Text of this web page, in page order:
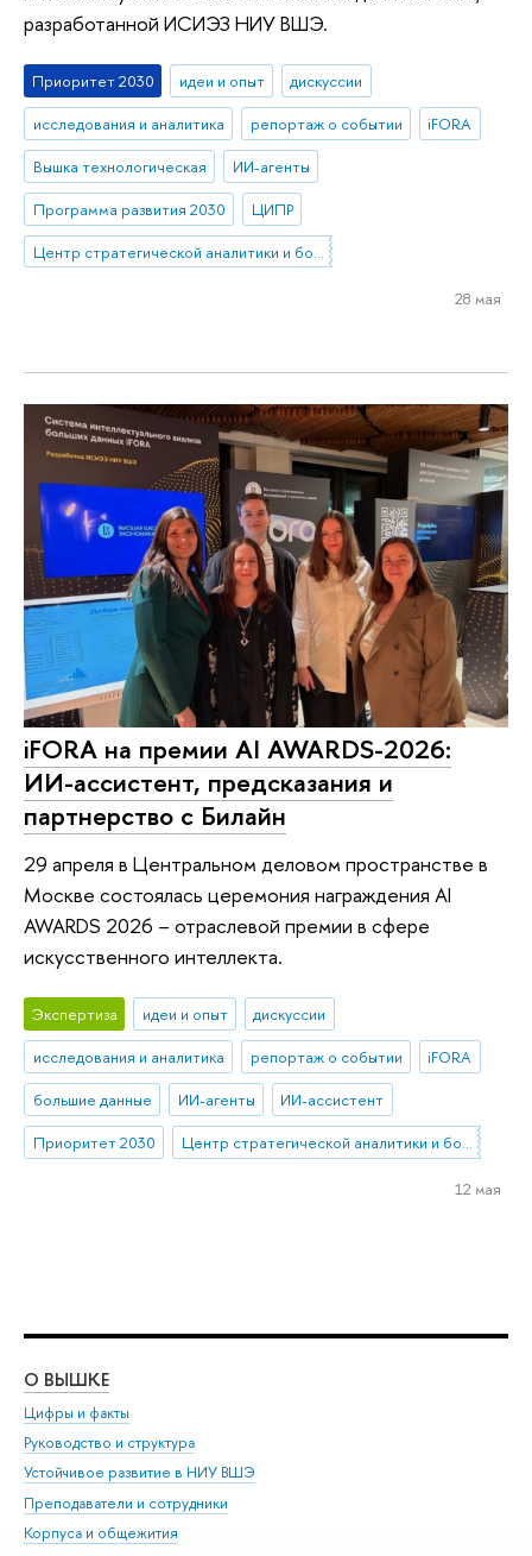
разработанной ИСИЭЗ НИУ ВШЭ.
Приоритет 2030 идеи и опыт
дискуссии
исследования и аналитика
репортаж о событии
iFORA
Вышка технологическая
ИИ-агенты
Программа развития 2030
ЦИПР
28 мая
iFORA на премии AI AWARDS-2026:
ИИ-ассистент, предсказания и
партнерство с Билайн
29 апреля в Центральном деловом пространстве в
Москве состоялась церемония награждения AI
AWARDS 2026 – отраслевой премии в сфере
искусственного интеллекта.
Экспертиза идеи и опыт
дискуссии
исследования и аналитика
репортаж о событии
iFORA
большие данные
ИИ-агенты
ИИ-ассистент
Приоритет 2030
Центр стратегической аналитики и больших данных
12 мая
О ВЫШКЕ
Цифры и факты
Руководство и структура
Устойчивое развитие в НИУ ВШЭ
Преподаватели и сотрудники
Корпуса и общежития